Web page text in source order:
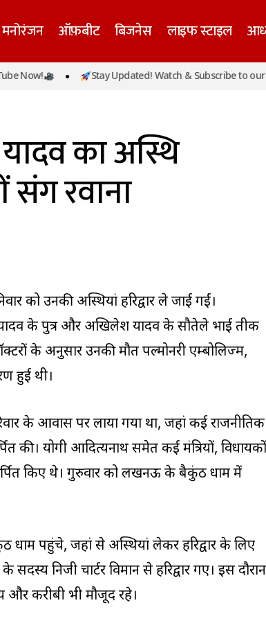
मनोरंजन ऑफ़बीट बिजनेस लाइफ स्टाइल
में होगा प्रतीक यादव का अस्थि विसर्जन, अपर्णा
Stay Updated! Watch & Subscribe to our
यादव का अस्थि
संग रवाना
को उनकी अस्थियां हरिद्वार ले जाई गईं।
के पुत्र और अखिलेश यादव के सौतेले भाई प्रतीक
के अनुसार उनकी मौत पल्मोनरी एम्बोलिज्म,
हुई थी।
के आवास पर लाया गया था, जहां कई राजनीतिक
की। योगी आदित्यनाथ समेत कई मंत्रियों, विधायकों
किए थे। गुरुवार को लखनऊ के बैकुंठ धाम में
धाम पहुंचे, जहां से अस्थियां लेकर हरिद्वार के लिए
सदस्य निजी चार्टर विमान से हरिद्वार गए। इस दौरान
और करीबी भी मौजूद रहे।